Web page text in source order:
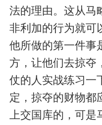
法的理由。这从马
非利加的行为就可
他所做的第一件事
方，让他们去掠夺
仗的人实战练习一
定，掠夺的财物都
上交国库的，可